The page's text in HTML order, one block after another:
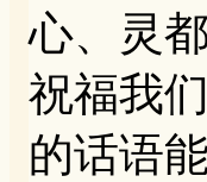
心、灵
祝福我
的话语